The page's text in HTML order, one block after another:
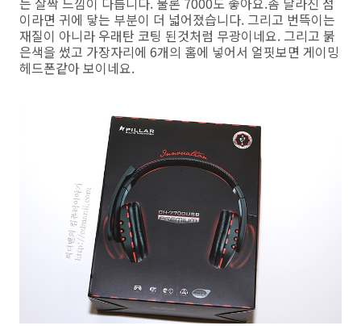
이라면 귀에 닿는 부분이 더 넓어졌습니다. 그리고 번뜩이는
재질이 아니라 우래탄 코팅 된것처럼 무광이네요. 그리고 붉
은색을 썼고 가장자리에 6개의 홈에 넣어서 얼핏보면 게이밍
헤드폰같아 보이네요.